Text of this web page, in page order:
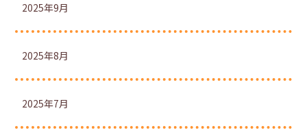
2025年9月
2025年8月
2025年7月